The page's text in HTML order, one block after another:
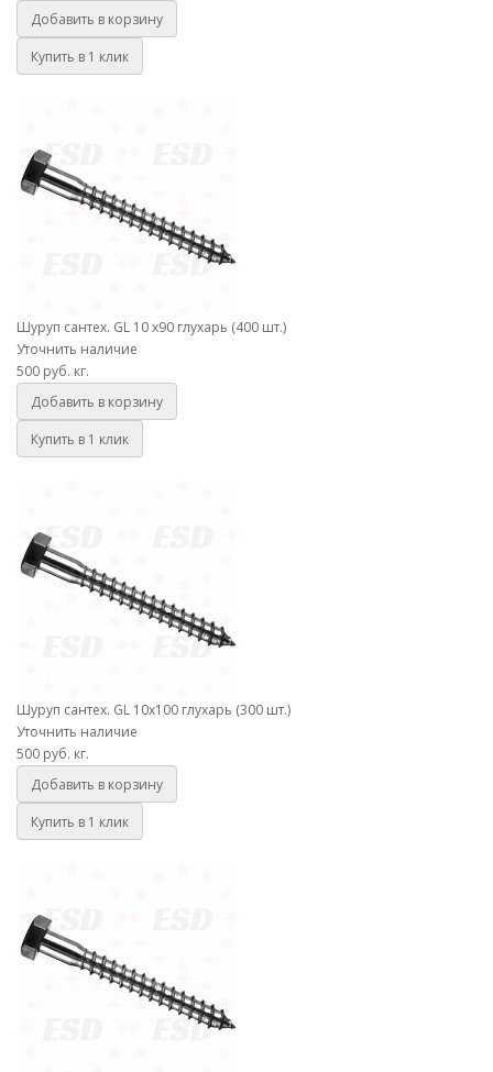
Добавить в корзину
Купить в 1 клик
Шуруп сантех. GL 10 х90 глухарь (400 шт.)
Уточнить наличие
500 руб. кг.
Добавить в корзину
Купить в 1 клик
Шуруп сантех. GL 10х100 глухарь (300 шт.)
Уточнить наличие
500 руб. кг.
Добавить в корзину
Купить в 1 клик